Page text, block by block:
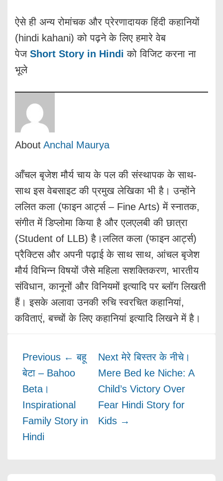
ऐसे ही अन्य रोमांचक और प्रेरणादायक हिंदी कहानियों
(hindi kahani) को पढ़ने के लिए हमारे वेब
पेज Short Story in Hindi को विजिट करना ना
भूले
About Anchal Maurya
आँचल बृजेश मौर्य चाय के पल की संस्थापक के साथ-
साथ इस वेबसाइट की प्रमुख लेखिका भी है। उन्होंने
ललित कला (फाइन आर्ट्स – Fine Arts) में स्नातक,
संगीत में डिप्लोमा किया है और एलएलबी की छात्रा
(Student of LLB) है।ललित कला (फाइन आर्ट्स)
प्रैक्टिस और अपनी पढ़ाई के साथ साथ, आंचल बृजेश
मौर्य विभिन्न विषयों जैसे महिला सशक्तिकरण, भारतीय
संविधान, कानूनों और विनियमों इत्यादि पर ब्लॉग लिखती
हैं। इसके अलावा उनकी रुचि स्वरचित कहानियां,
कविताएं, बच्चों के लिए कहानियां इत्यादि लिखने में है।
Previous ← बहू
बेटा – Bahoo
Beta।
Inspirational
Family Story in
Hindi
Next मेरे बिस्तर के नीचे।
Mere Bed ke Niche: A
Child’s Victory Over
Fear Hindi Story for
Kids →